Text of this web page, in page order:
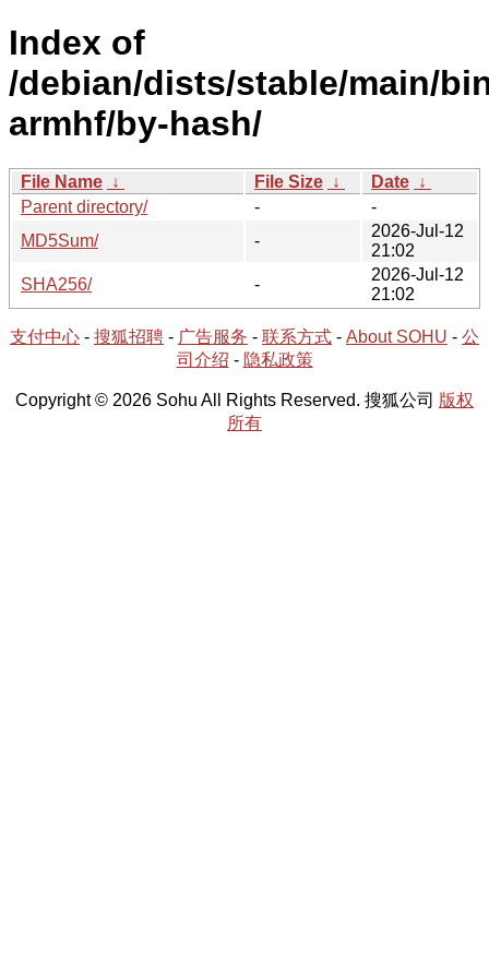
Index of
/debian/dists/stable/main/
armhf/by-hash/
File Name ↓ File Size ↓ Date ↓
Parent directory/
-
-
MD5Sum/
-
2026-Jul-12
21:02
SHA256/
-
2026-Jul-12
21:02
支付中心 - 搜狐招聘 - 广告服务 - 联系方式 - About SOHU - 公
司介绍 - 隐私政策
Copyright © 2026 Sohu All Rights Reserved. 搜狐公司 版权
所有